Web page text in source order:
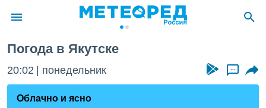
о
Погода в Якутске
20:02 понедельник ...
Облачно и ясно